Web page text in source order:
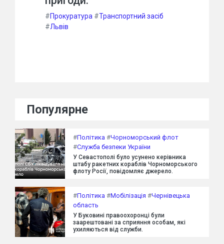
#Прокуратура #Транспортний засіб
#Львів
Популярне
#Політика #Чорноморський флот
#Служба безпеки України
У Севастополі було усунено керівника
штабу ракетних кораблів Чорноморського
флоту Росії, повідомляє джерело.
#Політика #Мобілізація #Чернівецька
область
У Буковині правоохоронці були
заарештовані за сприяння особам, які
ухиляються від служби.